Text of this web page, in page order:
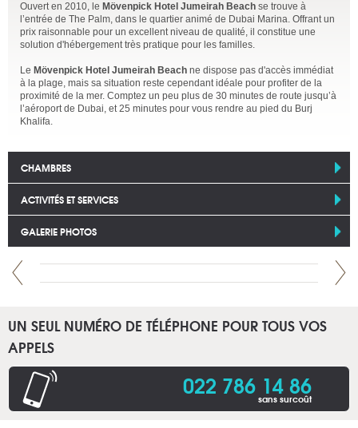
Ouvert en 2010, le Mövenpick Hotel Jumeirah Beach se trouve à
l’entrée de The Palm, dans le quartier animé de Dubai Marina. Offrant un
prix raisonnable pour un excellent niveau de qualité, il constitue une
solution d'hébergement très pratique pour les familles.
Le Mövenpick Hotel Jumeirah Beach ne dispose pas d'accès immédiat
à la plage, mais sa situation reste cependant idéale pour profiter de la
proximité de la mer. Comptez un peu plus de 30 minutes de route jusqu’à
l’aéroport de Dubai, et 25 minutes pour vous rendre au pied du Burj
Khalifa.
CHAMBRES
ACTIVITÉS ET SERVICES
GALERIE PHOTOS
UN SEUL NUMÉRO DE TÉLÉPHONE POUR TOUS VOS
APPELS
022 786 14 86
sans surcoût